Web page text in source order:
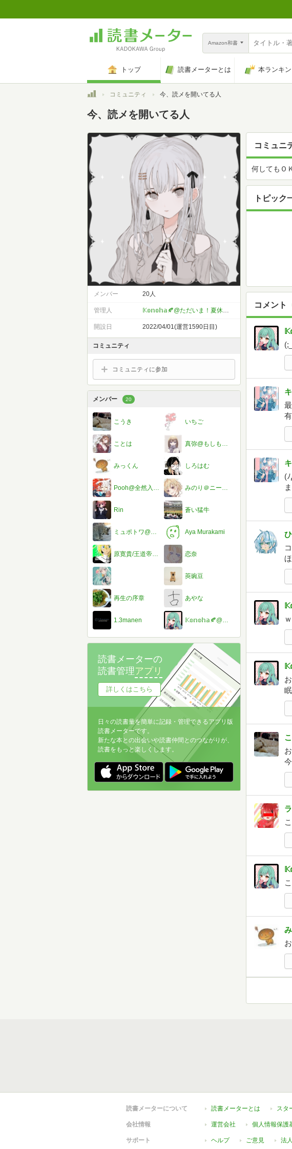
Amazon和書
トップ 読書メーターとは 本ランキ
トップコミュニティ 今、読メを開いてる人
今、読メを開いてる人
コミュニ
何してもＯＫ
トピック
コメント
(
ｗ
メンバー 20人
管理人 𝕂𝕠𝕟𝕠𝕙𝕒🍂@ただいま！夏休み限定浮上します
開設日 2022/04/01(運営1590日目)
コミュニティ
コミュニティに参加
メンバー 20
こうき いちご
ことは 真弥@もしもの為のこのはの分身#低浮上
みっくん しろはむ
Pooh@全然入れない#受験生 みのり＠ニーゴガチ勢！！
Rin 蒼い猛牛
ミュポトワ@猫mode Aya Murakami
原寛貴/王道帝国@ブックウォーカーキング/ニコニコブースター 恋奈
莢豌豆
再生の序章 あやな
1.3manen 𝕂𝕠𝕟𝕠𝕙𝕒🍂@ただいま！夏休み限定浮上します
読書メーターの
読書管理アプリ
詳しくはこちら
日々の読書量を簡単に記録・管理できるアプリ版
読書メーターです。
新たな本との出会いや読書仲間とのつながりが、
読書をもっと楽しくします。
読書メーターについて 読書メーターとは スタ
会社情報 運営会社 個人情報保護
サポート ヘルプ ご意見 法